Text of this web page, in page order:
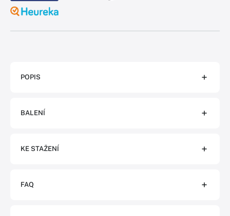
POPIS
BALENÍ
KE STAŽENÍ
FAQ